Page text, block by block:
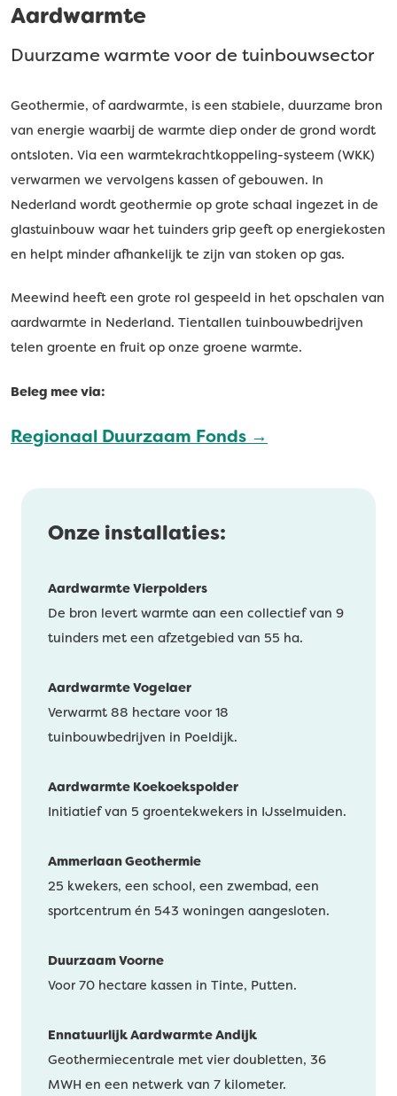
Aardwarmte
Duurzame warmte voor de tuinbouwsector
Geothermie, of aardwarmte, is een stabiele, duurzame bron
van energie waarbij de warmte diep onder de grond wordt
ontsloten. Via een warmtekrachtkoppeling-systeem (WKK)
verwarmen we vervolgens kassen of gebouwen. In
Nederland wordt geothermie op grote schaal ingezet in de
glastuinbouw waar het tuinders grip geeft op energiekosten
en helpt minder afhankelijk te zijn van stoken op gas.
Meewind heeft een grote rol gespeeld in het opschalen van
aardwarmte in Nederland. Tientallen tuinbouwbedrijven
telen groente en fruit op onze groene warmte.
Beleg mee via:
Regionaal Duurzaam Fonds →
Onze installaties:
Aardwarmte Vierpolders
De bron levert warmte aan een collectief van 9
tuinders met een afzetgebied van 55 ha.
Aardwarmte Vogelaer
Verwarmt 88 hectare voor 18
tuinbouwbedrijven in Poeldijk.
Aardwarmte Koekoekspolder
Initiatief van 5 groentekwekers in IJsselmuiden.
Ammerlaan Geothermie
25 kwekers, een school, een zwembad, een
sportcentrum én 543 woningen aangesloten.
Duurzaam Voorne
Voor 70 hectare kassen in Tinte, Putten.
Ennatuurlijk Aardwarmte Andijk
Geothermiecentrale met vier doubletten, 36
MWH en een netwerk van 7 kilometer.